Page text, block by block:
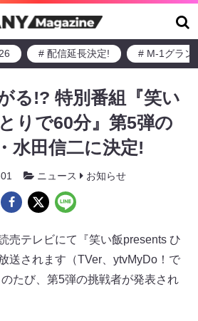
# 配信延長決定! # M-1グラン
る!? 特別番組『笑い
りで60分』第5弾の
水田信二に決定!
ニュース お知らせ
売テレビにて『笑い飯presents ひ
送されます（TVer、ytvMyDo！で
たび、第5弾の挑戦者が発表され